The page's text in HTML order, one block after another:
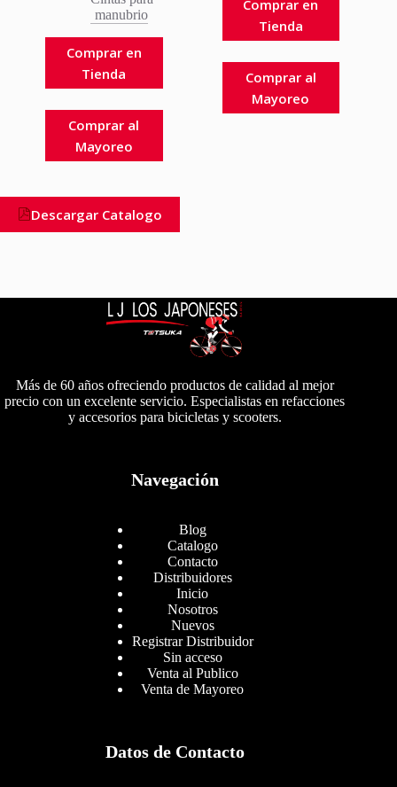
manubrio
Comprar en
Tienda
Comprar al
Mayoreo
Comprar en
Tienda
Comprar al
Mayoreo
Descargar Catalogo
Más de 60 años ofreciendo productos de calidad al mejor
precio con un excelente servicio. Especialistas en refacciones
y accesorios para bicicletas y scooters.
Navegación
Blog
Catalogo
Contacto
Distribuidores
Inicio
Nosotros
Nuevos
Registrar Distribuidor
Sin acceso
Venta al Publico
Venta de Mayoreo
Datos de Contacto